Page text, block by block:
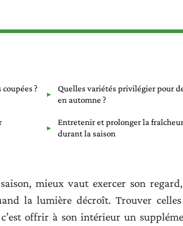
?
Quelles variétés privilégier pour
en automne ?
Entretenir et prolonger la
durant la saison
mieux vaut exercer son
la lumière décroît. Trouver celles
offrir à son intérieur un